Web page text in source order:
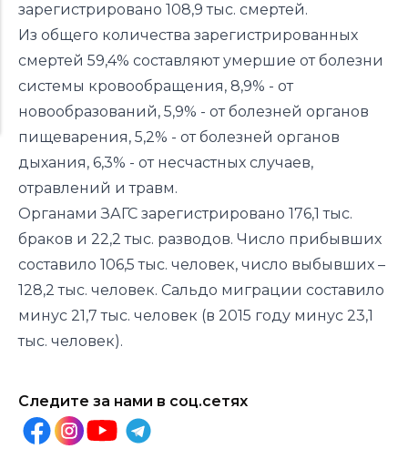
зарегистрировано 108,9 тыс. смертей.
Из общего количества зарегистрированных
смертей 59,4% составляют умершие от болезни
системы кровообращения, 8,9% - от
новообразований, 5,9% - от болезней органов
пищеварения, 5,2% - от болезней органов
дыхания, 6,3% - от несчастных случаев,
отравлений и травм.
Органами ЗАГС зарегистрировано 176,1 тыс.
браков и 22,2 тыс. разводов. Число прибывших
составило 106,5 тыс. человек, число выбывших –
128,2 тыс. человек. Сальдо миграции составило
минус 21,7 тыс. человек (в 2015 году минус 23,1
тыс. человек).
Следите за нами в соц.сетях